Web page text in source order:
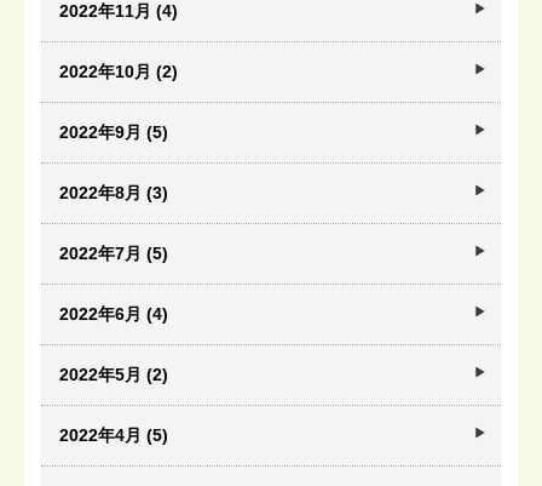
2022年11月 (4)
2022年10月 (2)
2022年9月 (5)
2022年8月 (3)
2022年7月 (5)
2022年6月 (4)
2022年5月 (2)
2022年4月 (5)